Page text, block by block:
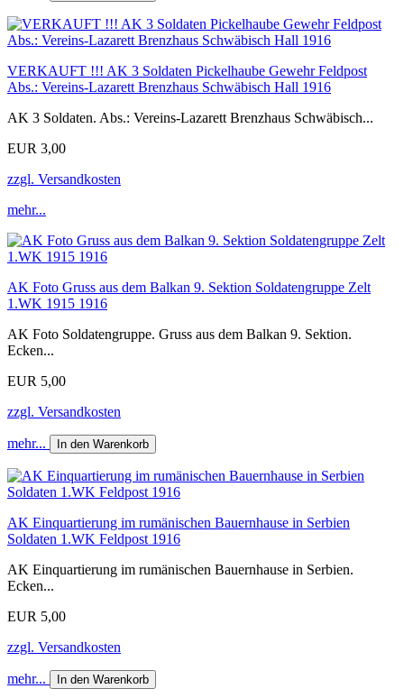
VERKAUFT !!! AK 3 Soldaten Pickelhaube Gewehr Feldpost
Abs.: Vereins-Lazarett Brenzhaus Schwäbisch Hall 1916
AK 3 Soldaten. Abs.: Vereins-Lazarett Brenzhaus Schwäbisch...
EUR 3,00
zzgl. Versandkosten
mehr...
AK Foto Gruss aus dem Balkan 9. Sektion Soldatengruppe Zelt
1.WK 1915 1916
AK Foto Soldatengruppe. Gruss aus dem Balkan 9. Sektion.
Ecken...
EUR 5,00
zzgl. Versandkosten
mehr... In den Warenkorb
AK Einquartierung im rumänischen Bauernhause in Serbien
Soldaten 1.WK Feldpost 1916
AK Einquartierung im rumänischen Bauernhause in Serbien.
Ecken...
EUR 5,00
zzgl. Versandkosten
mehr... In den Warenkorb